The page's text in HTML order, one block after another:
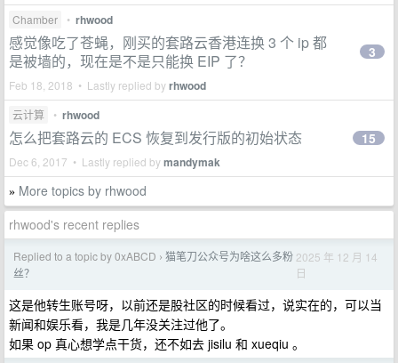
Chamber • rhwood
感觉像吃了苍蝇，刚买的套路云香港连换 3 个 ip 都
是被墙的，现在是不是只能换 EIP 了？
Feb 18, 2018 • Lastly replied byrhwood
3
云计算 • rhwood
怎么把套路云的 ECS 恢复到发行版的初始状态
Dec 6, 2017 • Lastly replied bymandymak
15
» More topics by rhwood
rhwood's recent replies
Replied to a topic by 0xABCD › 猫笔刀公众号为啥这么多粉
丝？
2025 年 12 月 14
日
这是他转生账号呀，以前还是股社区的时候看过，说实在的，可以当
新闻和娱乐看，我是几年没关注过他了。
如果 op 真心想学点干货，还不如去 jisilu 和 xueqiu 。